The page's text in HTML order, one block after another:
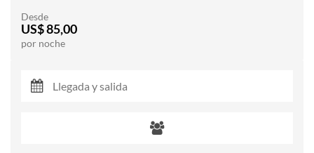
Desde
US$ 85,00
por noche